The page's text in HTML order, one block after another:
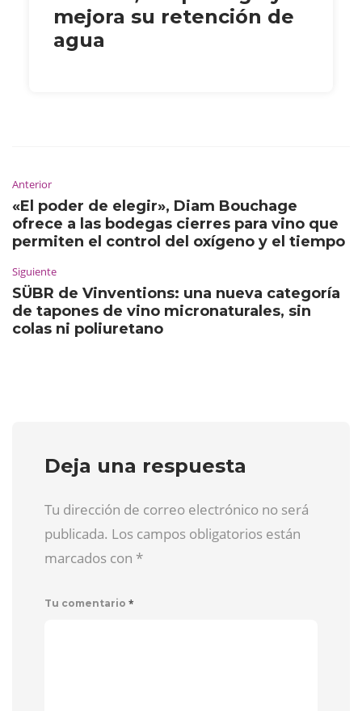
mejora su retención de
agua
Anterior
«El poder de elegir», Diam Bouchage
ofrece a las bodegas cierres para vino que
permiten el control del oxígeno y el tiempo
Siguiente
SÜBR de Vinventions: una nueva categoría
de tapones de vino micronaturales, sin
colas ni poliuretano
Deja una respuesta
Tu dirección de correo electrónico no será
publicada. Los campos obligatorios están
marcados con *
Tu comentario *